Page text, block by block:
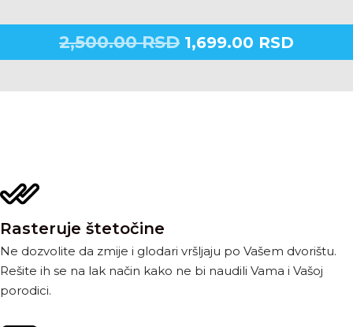
2,500.00RSD 1,699.00 RSD
Rasteruje štetočine
Ne dozvolite da zmije i glodari vršljaju po Vašem dvorištu.
Rešite ih se na lak način kako ne bi naudili Vama i Vašoj
porodici.